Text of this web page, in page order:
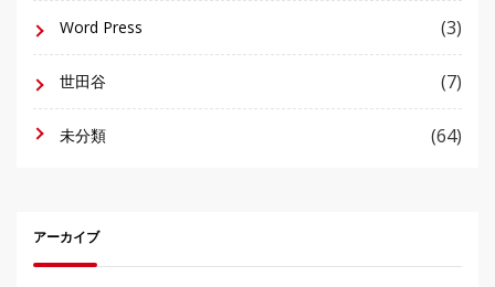
Word Press (3)
世田谷 (7)
未分類 (64)
アーカイブ